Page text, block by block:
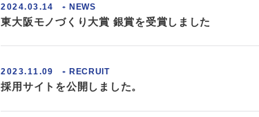
2024.03.14 NEWS
東大阪モノづくり大賞 銀賞を受賞しました
2023.11.09 RECRUIT
採用サイトを公開しました。